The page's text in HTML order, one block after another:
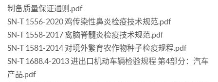
制备质量保证通则.pdf
SN-T 1556-2020 鸡传染性鼻炎检疫技术规范.pdf
SN-T 1558-2017 禽脑脊髓炎检疫技术规范.pdf
SN-T 1581-2014 对境外繁育农作物种子检疫规程.pdf
SN-T 1688.4-2013 进出口机动车辆检验规程 第4部分：汽车
产品.pdf